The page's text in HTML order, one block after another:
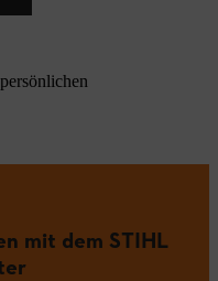
mit dem STIHL